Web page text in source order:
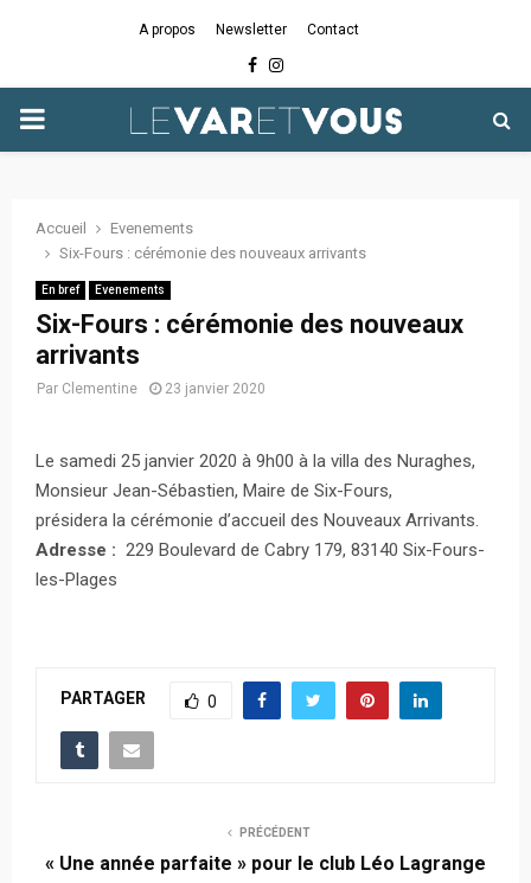
A propos Newsletter Contact
Facebook
Instagram
PRIMARY
Accueil
Evenements
Six-Fours : cérémonie des nouveaux arrivants
En bref Evenements
Six-Fours : cérémonie des nouveaux
arrivants
Par Clementine 23 janvier 2020
Le samedi 25 janvier 2020 à 9h00 à la villa des Nuraghes,
Monsieur Jean-Sébastien, Maire de Six-Fours,
présidera la cérémonie d’accueil des Nouveaux Arrivants.
Adresse : 229 Boulevard de Cabry 179, 83140 Six-Fours-
les-Plages
PARTAGER 0
PRÉCÉDENT
« Une année parfaite » pour le club Léo Lagrange